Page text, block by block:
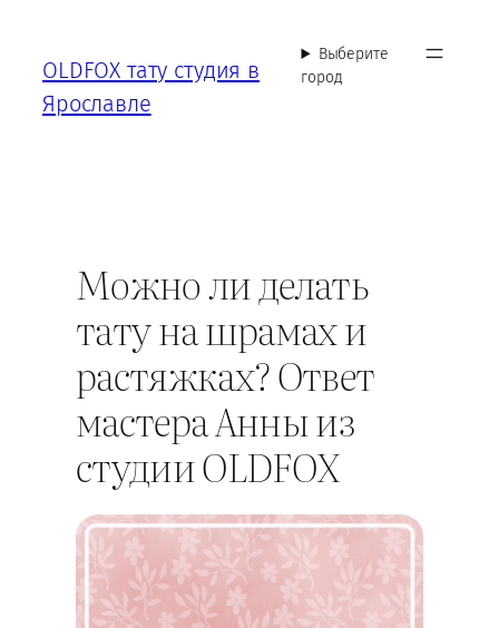
содержимому
OLDFOX тату студия в
Ярославле
Выберите
город
Можно ли делать
тату на шрамах и
растяжках? Ответ
мастера Анны из
студии OLDFOX